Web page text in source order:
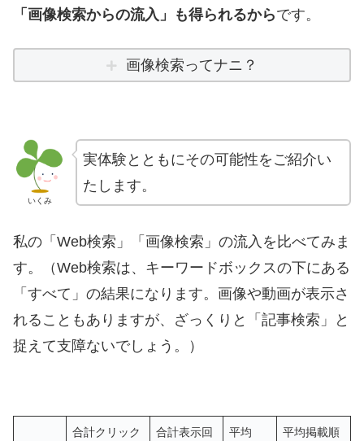
「画像検索からの流入」も得られるからです。
画像検索ってナニ？
いくみ
実体験とともにその可能性をご紹介い
たします。
私の「Web検索」「画像検索」の流入を比べてみま
す。（Web検索は、キーワードボックスの下にある
「すべて」の結果になります。画像や動画が表示さ
れることもありますが、ざっくりと「記事検索」と
捉えて支障ないでしょう。）
合計クリック
合計表示回
平均
平均掲載順